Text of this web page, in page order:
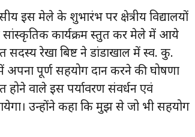
इस मेले के शुभारंभ पर क्षेत्रीय विद्यालयों
कार्यक्रम प्रस्तुत कर मेले में आये
सदस्य रेखा बिष्ट ने डांडाखाल में स्व. कु.
पूर्ण सहयोग प्रदान करने की घोषणा
होने वाले इस पर्यावरण संवर्धन एवं
उन्होंने कहा कि मुझ से जो भी सहयोग